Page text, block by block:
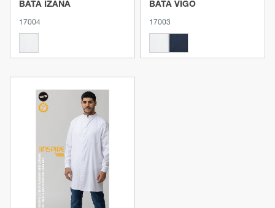
BATA IZANA
17004
BATA VIGO
17003
Voir le produit